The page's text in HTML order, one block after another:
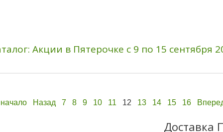
Акции в Пятерочке с 9 по 15 сентября
Назад 7 8 9 10 11 12 13 14 15 16
Доставка